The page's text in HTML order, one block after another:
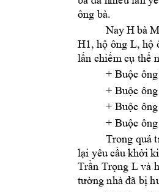
ông bà.
Nay H bà
H1, hộ ông L, hộ
lấn chiếm cụ thể
+ Buộc
+ Buộc
+ Buộc
+ Buộc
Trong qu
lại yêu cầu khởi
Trần Trọng L và
tường nhà đã bị